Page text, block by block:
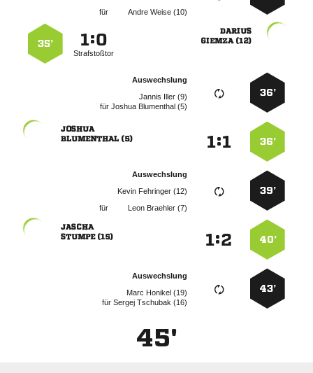
für
  

 
:
Strafstoßtor
35’
36’
Auswechslung
  
für  
36’
:

 
39’
Auswechslung
  
für
  
40’
:

 
43’
Auswechslung
  
für  
45'